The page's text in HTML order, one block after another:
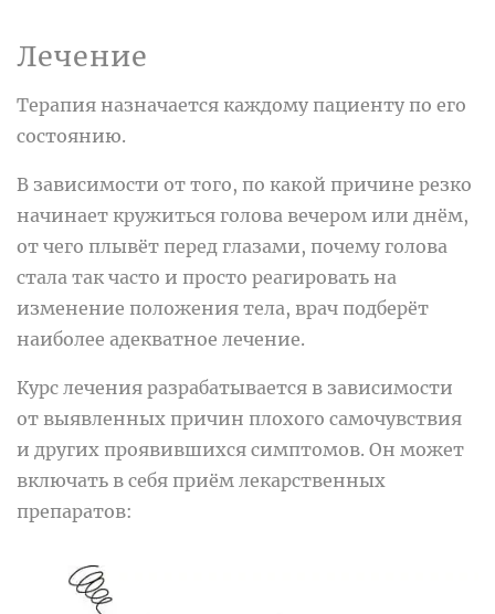
Лечение
Терапия назначается каждому пациенту по его
состоянию.
В зависимости от того, по какой причине резко
начинает кружиться голова вечером или днём,
от чего плывёт перед глазами, почему голова
стала так часто и просто реагировать на
изменение положения тела, врач подберёт
наиболее адекватное лечение.
Курс лечения разрабатывается в зависимости
от выявленных причин плохого самочувствия
и других проявившихся симптомов. Он может
включать в себя приём лекарственных
препаратов: